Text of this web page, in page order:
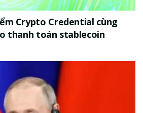
Crypto Credential cùng
thanh toán stablecoin